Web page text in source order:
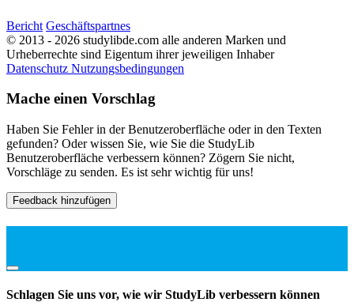
Bericht Geschäftspartnes
© 2013 - 2026 studylibde.com alle anderen Marken und
Urheberrechte sind Eigentum ihrer jeweiligen Inhaber
Datenschutz Nutzungsbedingungen
Mache einen Vorschlag
Haben Sie Fehler in der Benutzeroberfläche oder in den Texten
gefunden? Oder wissen Sie, wie Sie die StudyLib
Benutzeroberfläche verbessern können? Zögern Sie nicht,
Vorschläge zu senden. Es ist sehr wichtig für uns!
Feedback hinzufügen
Schlagen Sie uns vor, wie wir StudyLib verbessern können